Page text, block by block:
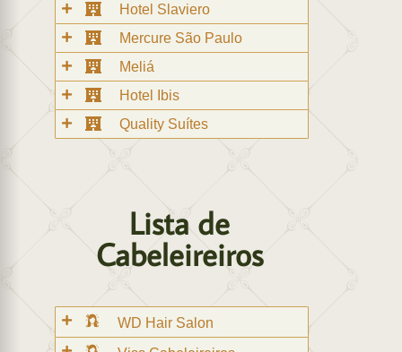
Hotel Slaviero
Mercure São Paulo
Meliá
Hotel Ibis
Quality Suítes
Lista de
Cabeleireiros
WD Hair Salon